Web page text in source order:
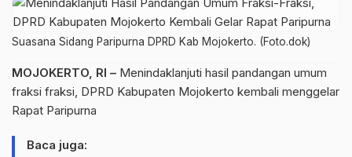
Suasana Sidang Paripurna DPRD Kab Mojokerto. (Foto.dok)
MOJOKERTO, RI – Menindaklanjuti hasil pandangan umum
fraksi fraksi, DPRD Kabupaten Mojokerto kembali menggelar
Rapat Paripurna
Baca juga: